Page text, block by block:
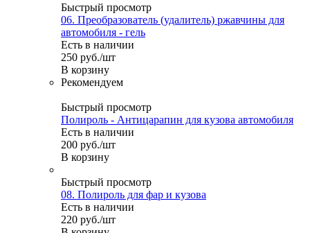
Быстрый просмотр
06. Преобразователь (удалитель) ржавчины для
автомобиля - гель
Есть в наличии
250 руб./шт
В корзину
Рекомендуем
Быстрый просмотр
Полироль - Антицарапин для кузова автомобиля
Есть в наличии
200 руб./шт
В корзину
Быстрый просмотр
08. Полироль для фар и кузова
Есть в наличии
220 руб./шт